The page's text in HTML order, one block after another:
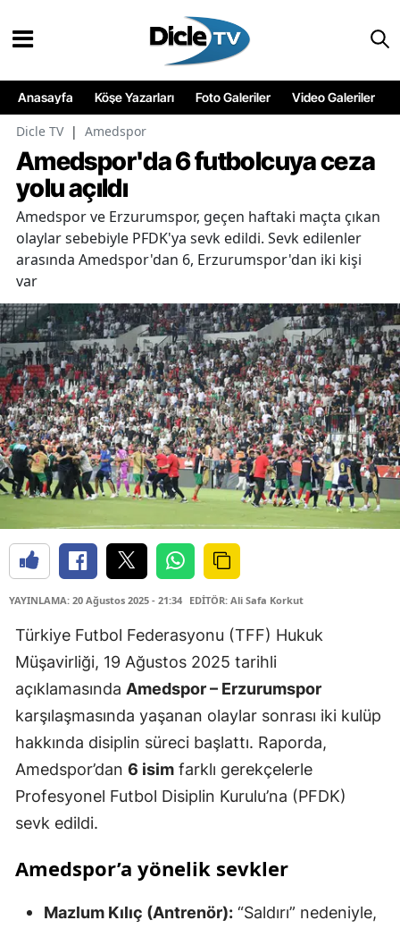
Anasayfa Köşe Yazarları Foto Galeriler Video Galeriler
Dicle TV | Amedspor
Amedspor'da 6 futbolcuya ceza
yolu açıldı
Amedspor ve Erzurumspor, geçen haftaki maçta çıkan
olaylar sebebiyle PFDK'ya sevk edildi. Sevk edilenler
arasında Amedspor'dan 6, Erzurumspor'dan iki kişi
var
YAYINLAMA: 20 Ağustos 2025 - 21:34 EDİTÖR: Ali Safa Korkut
Türkiye Futbol Federasyonu (TFF) Hukuk
Müşavirliği, 19 Ağustos 2025 tarihli
açıklamasında Amedspor – Erzurumspor
karşılaşmasında yaşanan olaylar sonrası iki kulüp
hakkında disiplin süreci başlattı. Raporda,
Amedspor’dan 6 isim farklı gerekçelerle
Profesyonel Futbol Disiplin Kurulu’na (PFDK)
sevk edildi.
Amedspor’a yönelik sevkler
Mazlum Kılıç (Antrenör): “Saldırı” nedeniyle,